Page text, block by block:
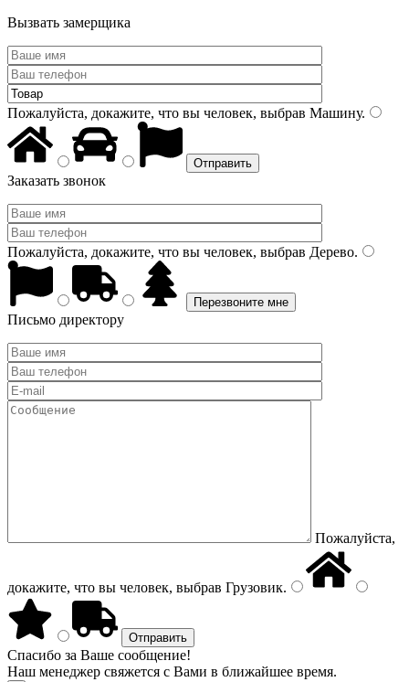
Вызвать замерщика
Пожалуйста, докажите, что вы человек, выбрав Машину.
Заказать звонок
Пожалуйста, докажите, что вы человек, выбрав Дерево.
Письмо директору
Пожалуйста,
докажите, что вы человек, выбрав Грузовик.
Спасибо за Ваше сообщение!
Наш менеджер свяжется с Вами в ближайшее время.